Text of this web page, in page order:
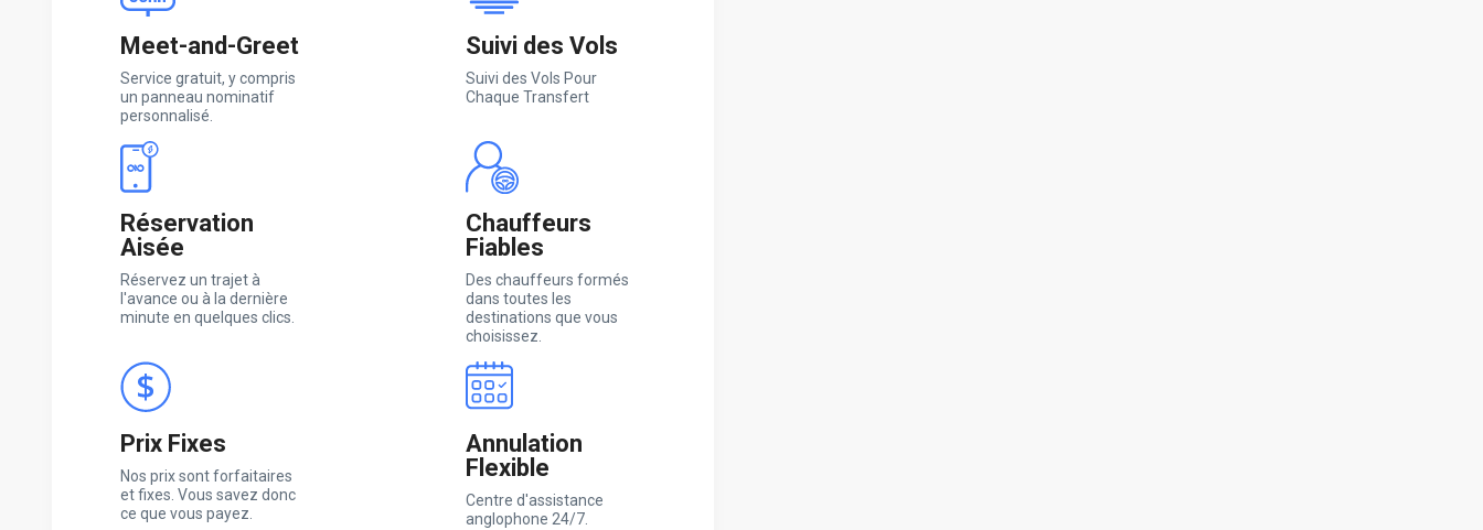
Meet-and-Greet
Service gratuit, y compris
un panneau nominatif
personnalisé.
Suivi des Vols
Suivi des Vols Pour
Chaque Transfert
Réservation
Aisée
Réservez un trajet à
l'avance ou à la dernière
minute en quelques clics.
Chauffeurs
Fiables
Des chauffeurs formés
dans toutes les
destinations que vous
choisissez.
Prix Fixes
Nos prix sont forfaitaires
et fixes. Vous savez donc
ce que vous payez.
Annulation
Flexible
Centre d'assistance
anglophone 24/7.